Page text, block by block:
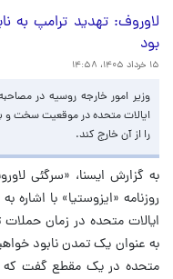
لاوروف: تهدید ترامپ به
بود
۱۵ خرداد ۱۴۰۵، ۱۴:۵۸
وزیر امور خارجه روسیه در
ایالات متحده در موقعیت سخت و
را از آن خارج کند.
به گزارش ایسنا، «سرگئی
روزنامه «ایزوستیا» با
ایالات متحده در زمان حملات
به عنوان یک تمدن نابود
متحده در یک مقطع گفت که